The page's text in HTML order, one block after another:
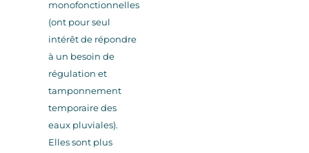
monofonctionnelles
(ont pour seul
intérêt de répondre
à un besoin de
régulation et
tamponnement
temporaire des
eaux pluviales).
Elles sont plus